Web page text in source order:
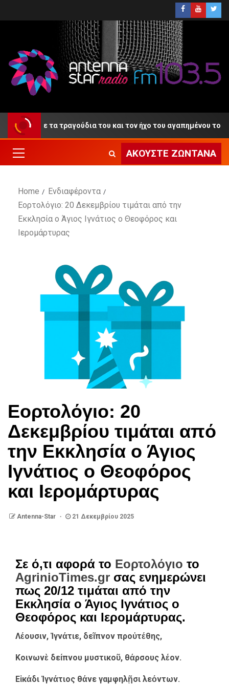
με τα τραγούδια του και τον ήχο του αγαπημένου του
ΑΚΟΎΣΤΕ ΖΩΝΤΑΝΆ
Home
Ενδιαφέροντα
Εορτολόγιο: 20 Δεκεμβρίου τιμάται από την
Εκκλησία ο Άγιος Ιγνάτιος ο Θεοφόρος και
Ιερομάρτυρας
Εορτολόγιο: 20
Δεκεμβρίου τιμάται από
την Εκκλησία ο Άγιος
Ιγνάτιος ο Θεοφόρος
και Ιερομάρτυρας
Antenna-Star 21 Δεκεμβρίου 2025
Σε ό,τι αφορά το Εορτολόγιο το
AgrinioTimes.gr σας ενημερώνει
πως 20/12 τιμάται από την
Εκκλησία ο Άγιος Ιγνάτιος ο
Θεοφόρος και Ιερομάρτυρας.
Λέουσιν, Ἰγνάτιε, δεῖπνον προὐτέθης,
Κοινωνὲ δείπνου μυστικοῦ, θάρσους λέον.
Εἰκάδι Ἰγνάτιος θάνε γαμφηλῇσι λεόντων.